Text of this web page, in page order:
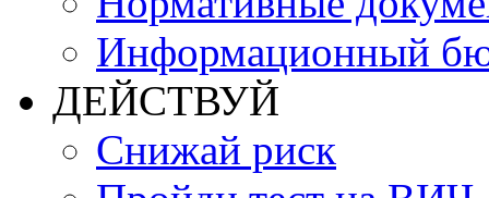
Информационный
ДЕЙСТВУЙ
Снижай риск